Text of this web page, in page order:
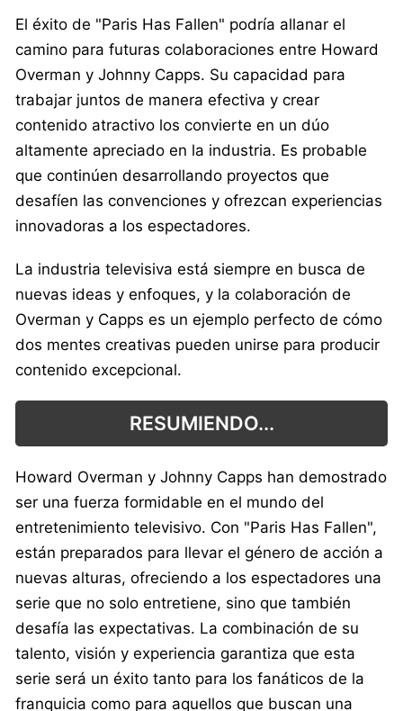
El éxito de "Paris Has Fallen" podría allanar el
camino para futuras colaboraciones entre Howard
Overman y Johnny Capps. Su capacidad para
trabajar juntos de manera efectiva y crear
contenido atractivo los convierte en un dúo
altamente apreciado en la industria. Es probable
que continúen desarrollando proyectos que
desafíen las convenciones y ofrezcan experiencias
innovadoras a los espectadores.
La industria televisiva está siempre en busca de
nuevas ideas y enfoques, y la colaboración de
Overman y Capps es un ejemplo perfecto de cómo
dos mentes creativas pueden unirse para producir
contenido excepcional.
RESUMIENDO...
Howard Overman y Johnny Capps han demostrado
ser una fuerza formidable en el mundo del
entretenimiento televisivo. Con "Paris Has Fallen",
están preparados para llevar el género de acción a
nuevas alturas, ofreciendo a los espectadores una
serie que no solo entretiene, sino que también
desafía las expectativas. La combinación de su
talento, visión y experiencia garantiza que esta
serie será un éxito tanto para los fanáticos de la
franquicia como para aquellos que buscan una